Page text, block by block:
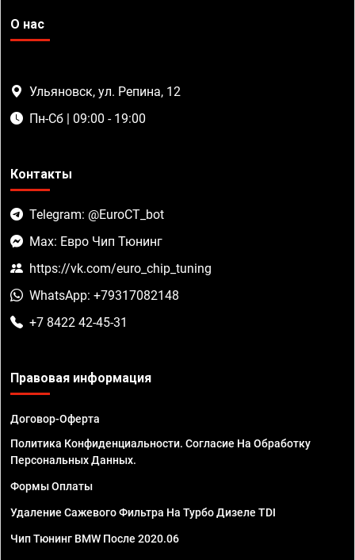
О нас
Ульяновск, ул. Репина, 12
Пн-Сб | 09:00 - 19:00
Контакты
Telegram: @EuroCT_bot
Max: Евро Чип Тюнинг
https://vk.com/euro_chip_tuning
WhatsApp: +79317082148
+7 8422 42-45-31
Правовая информация
Договор-Оферта
Политика Конфиденциальности. Согласие На Обработку
Персональных Данных.
Формы Оплаты
Удаление Сажевого Фильтра На Турбо Дизеле TDI
Чип Тюнинг BMW После 2020.06